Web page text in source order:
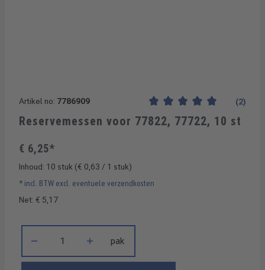
Artikel no: 7786909
Gemiddelde waardering van
(2)
Reservemessen voor 77822, 77722, 10 st
€ 6,25*
Inhoud: 10 stuk (€ 0,63 / 1 stuk)
* incl. BTW excl. eventuele verzendkosten
Net: € 5,17
pak